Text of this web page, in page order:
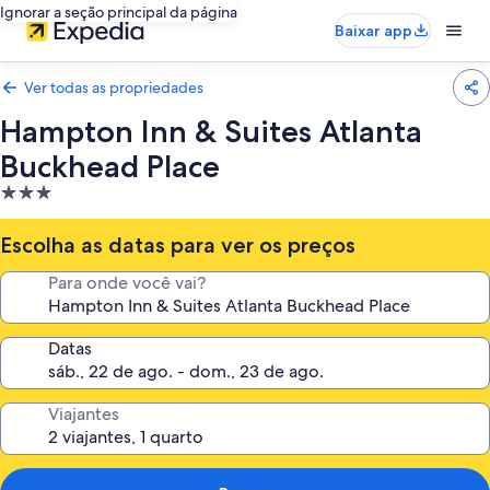
Ignorar a seção principal da página
Baixar app
Ver todas as propriedades
Hampton Inn & Suites Atlanta
Buckhead Place
Propriedade
3.0
estrelas
Escolha as datas para ver os preços
Para onde você vai?
Datas
Viajantes